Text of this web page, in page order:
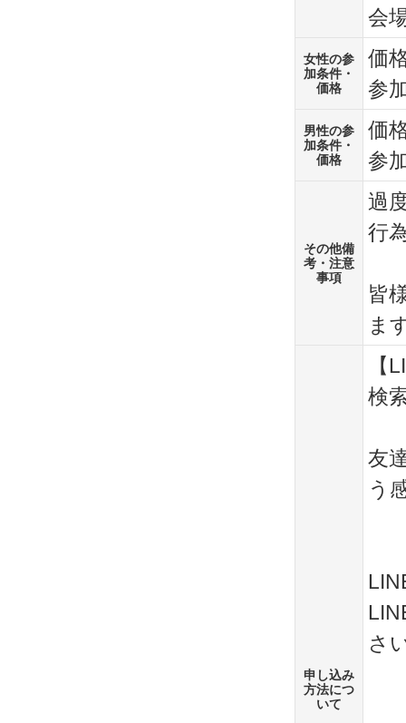
会
女性の参
加条件・
価格
価
参
男性の参
加条件・
価格
価
参
その他備
考・注意
事項
過
行
皆
ま
申し込み
方法につ
いて
【
検
友
う
さ